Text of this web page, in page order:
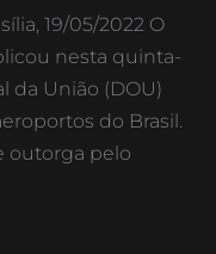
19/05/2022 O
nesta quinta-
da União (DOU)
do Brasil.
outorga pelo